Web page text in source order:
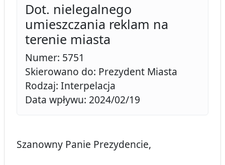
Dot. nielegalnego
umieszczania reklam na
terenie miasta
Numer: 5751
Skierowano do: Prezydent Miasta
Rodzaj: Interpelacja
Data wpływu: 2024/02/19
Szanowny Panie Prezydencie,